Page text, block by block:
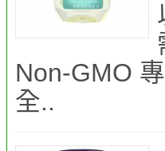
Non-GMO
全..